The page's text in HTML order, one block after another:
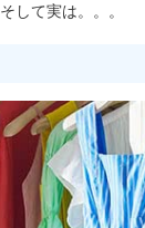
そして実は。。。